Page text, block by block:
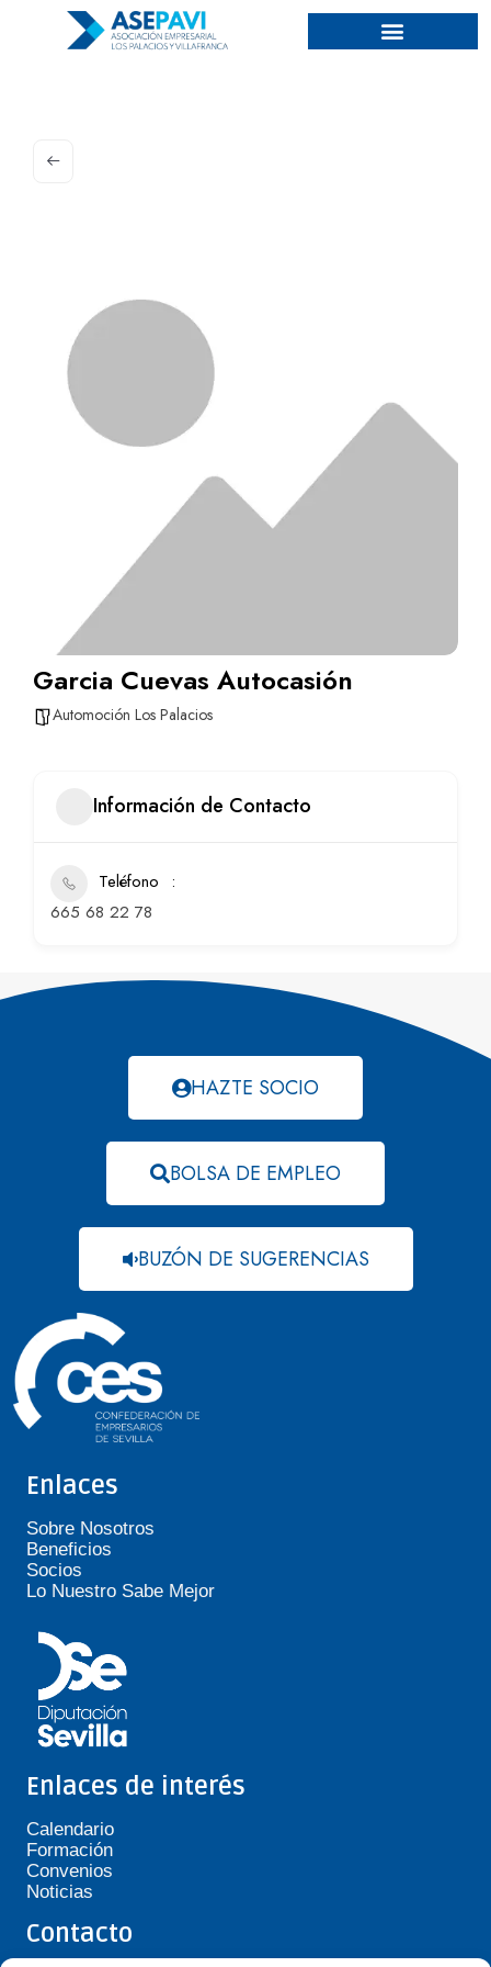
Garcia Cuevas Autocasión
Automoción Los Palacios
Información de Contacto
Teléfono
665 68 22 78
HAZTE SOCIO
BOLSA DE EMPLEO
BUZÓN DE SUGERENCIAS
Enlaces
Sobre Nosotros
Beneficios
Socios
Lo Nuestro Sabe Mejor
Enlaces de interés
Calendario
Formación
Convenios
Noticias
Contacto